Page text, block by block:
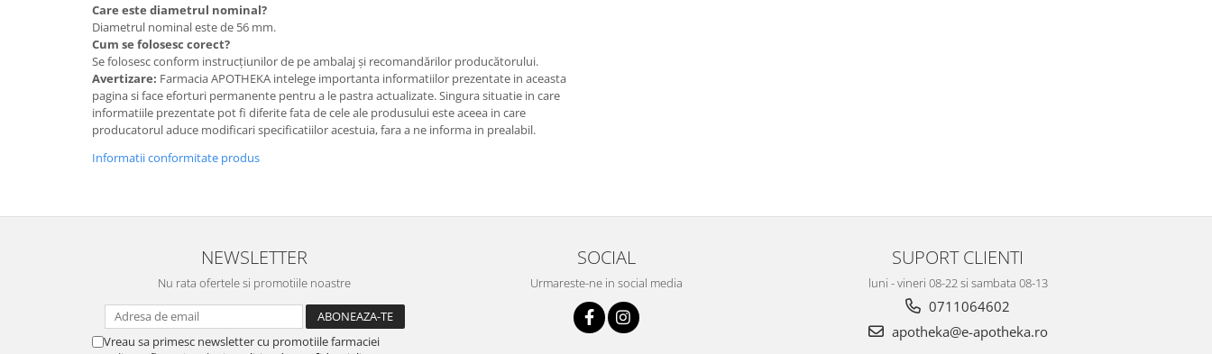
Care este diametrul nominal?
Diametrul nominal este de 56 mm.
Cum se folosesc corect?
Se folosesc conform instrucțiunilor de pe ambalaj și recomandărilor producătorului.
Avertizare: Farmacia APOTHEKA intelege importanta informatiilor prezentate in aceasta
pagina si face eforturi permanente pentru a le pastra actualizate. Singura situatie in care
informatiile prezentate pot fi diferite fata de cele ale produsului este aceea in care
producatorul aduce modificari specificatiilor acestuia, fara a ne informa in prealabil.
Informatii conformitate produs
NEWSLETTER
Nu rata ofertele si promotiile noastre
Vreau sa primesc newsletter cu promotiile farmaciei
SOCIAL
Urmareste-ne in social media
SUPORT CLIENTI
luni - vineri 08-22 si sambata 08-13
0711064602
apotheka@e-apotheka.ro